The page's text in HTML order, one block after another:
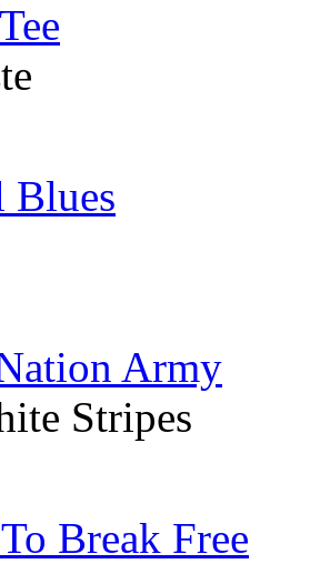
Blues
Army
Stripes
Break Free